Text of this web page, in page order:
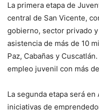
La primera etapa de
central de San Vicente,
gobierno, sector privado
asistencia de más de 10
Paz, Cabañas y
empleo juvenil con más
La segunda etapa será
iniciativas de